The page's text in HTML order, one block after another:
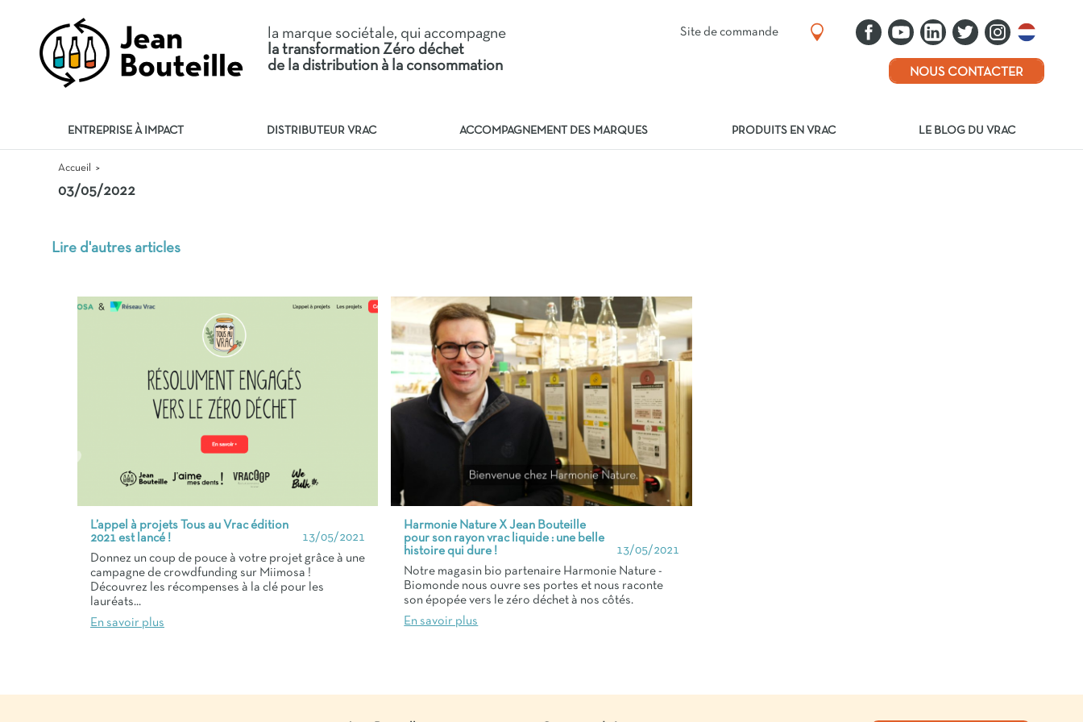
ENTREPRISE À IMPACT DISTRIBUTEUR VRAC ACCOMPAGNEMENT DES MARQUES PRODUITS EN VRAC LE BLOG DU VRAC
la marque sociétale, qui accompagne
la transformation Zéro déchet
de la distribution à la consommation
Site de commande
NOUS CONTACTER
Accueil >
03/05/2022
Lire d'autres articles
L’appel à projets Tous au Vrac édition
2021 est lancé !
13/05/2021
Donnez un coup de pouce à votre projet grâce à une
campagne de crowdfunding sur Miimosa !
Découvrez les récompenses à la clé pour les
lauréats...
En savoir plus
Harmonie Nature X Jean Bouteille
pour son rayon vrac liquide : une belle
histoire qui dure !
13/05/2021
Notre magasin bio partenaire Harmonie Nature -
Biomonde nous ouvre ses portes et nous raconte
son épopée vers le zéro déchet à nos côtés.
En savoir plus